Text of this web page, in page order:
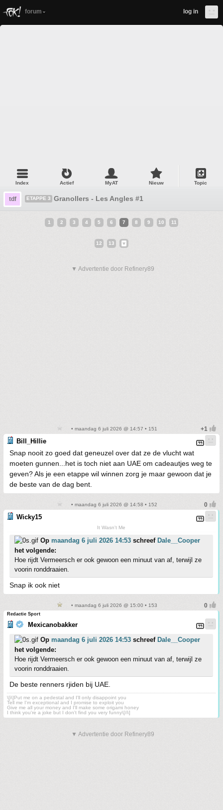
forum log in
Index Actief MyAT Nieuw Topic
tdf ETAPPE 3 Granollers - Les Angles #1
1 2 3 4 5 6 7 8 9 10 11
12 13
▼ Advertentie door Refinery89
• maandag 6 juli 2026 @ 14:57 • 151
Bill_Hillie
Snap nooit zo goed dat geneuzel over dat ze de vlucht wat
moeten gunnen...het is toch niet aan UAE om cadeautjes weg te
geven? Als je een etappe wil winnen zorg je maar gewoon dat je
de beste van de dag bent.
• maandag 6 juli 2026 @ 14:58 • 152
Wicky15
It Wasn't Me
Op maandag 6 juli 2026 14:53 schreef Dale__Cooper
het volgende:
Hoe rijdt Vermeersch er ook gewoon een minuut van af, terwijl ze
voorin ronddraaien.
Snap ik ook niet
• maandag 6 juli 2026 @ 15:00 • 153
Redactie Sport
Mexicanobakker
Op maandag 6 juli 2026 14:53 schreef Dale__Cooper
het volgende:
Hoe rijdt Vermeersch er ook gewoon een minuut van af, terwijl ze
voorin ronddraaien.
De beste renners rjiden bij UAE.
\[i\]Put me on a pedestal and I'll only disappoint you
Tell me I'm exceptional and I promise to exploit you
Give me all your money and I'll make some origami honey
I think you're a joke but I don't find you very funny\[/i\]
▼ Advertentie door Refinery89